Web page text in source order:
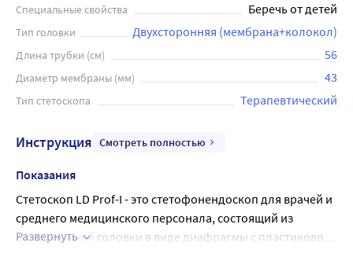
Специальные свойства Беречь от детей
Тип головки Двухсторонняя (мембрана+колокол)
Длина трубки (см) 56
Диаметр мембраны (мм) 43
Тип стетоскопа Терапевтический
Инструкция Смотреть полностью
Показания
Стетоскоп LD Prof-I - это стетофонендоскоп для врачей и
среднего медицинского персонала, состоящий из
двусторонней головки в виде диафрагмы с пластиковой
Развернуть